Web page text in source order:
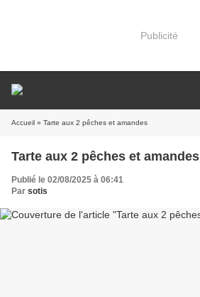
Publicité
Accueil » Tarte aux 2 pêches et amandes
Tarte aux 2 pêches et amandes
Publié le 02/08/2025 à 06:41
Par sotis